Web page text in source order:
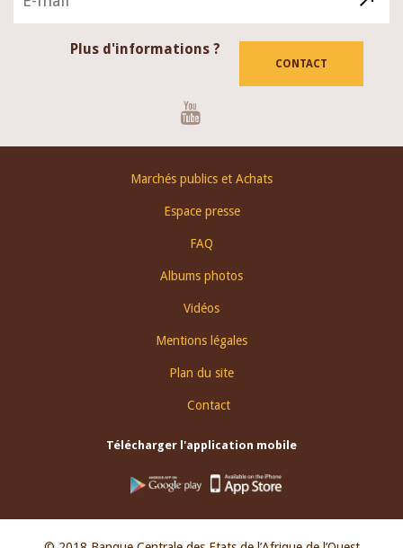
Plus d'informations ?
CONTACT
Marchés publics et Achats
Espace presse
FAQ
Albums photos
Vidéos
Mentions légales
Plan du site
Contact
Télécharger l'application mobile